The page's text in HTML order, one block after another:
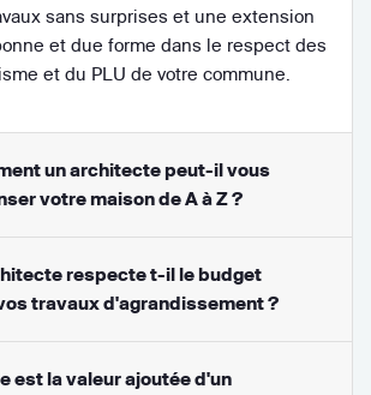
sans surprises et une extension
et due forme dans le respect des
et du PLU de votre commune.
votre maison de A à Z ?
respecte t-il le budget
travaux d'agrandissement ?
est la valeur ajoutée d'un